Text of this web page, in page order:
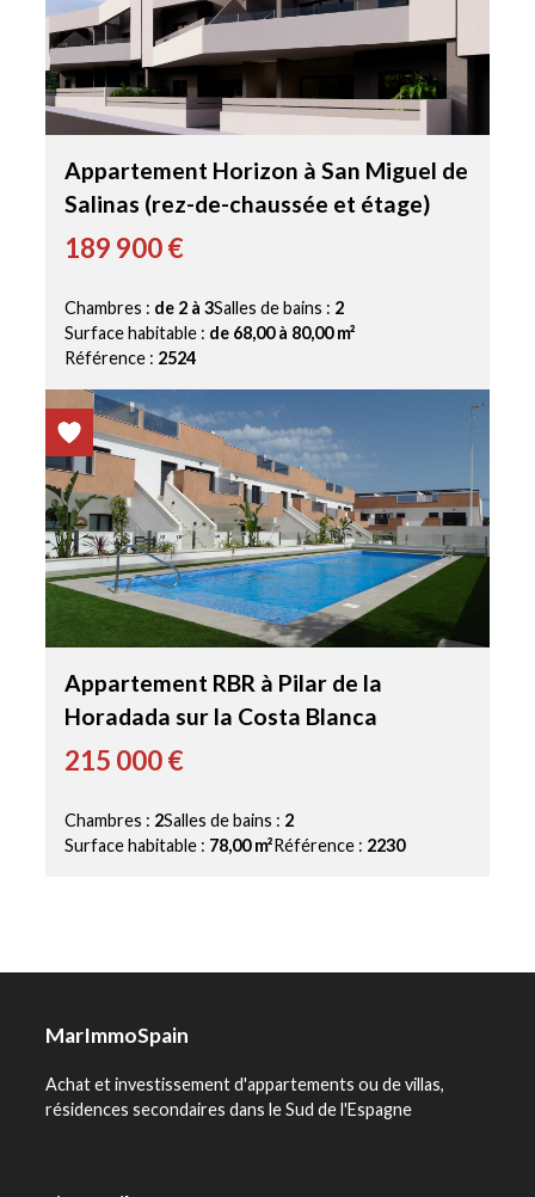
Appartement Horizon à San Miguel de
Salinas (rez-de-chaussée et étage)
189 900 €
Chambres : de 2 à 3Salles de bains : 2
Surface habitable : de 68,00 à 80,00 m²
Référence : 2524
Appartement RBR à Pilar de la
Horadada sur la Costa Blanca
215 000 €
Chambres : 2Salles de bains : 2
Surface habitable : 78,00 m²Référence : 2230
MarImmoSpain
Achat et investissement d'appartements ou de villas,
résidences secondaires dans le Sud de l'Espagne